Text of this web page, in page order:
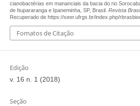
cianobactérias em mananciais da bacia do rio
de Itupararanga e Ipaneminha, SP, Brasil. Revista
Recuperado de https://seer.ufrgs.br/index.php/
Fomatos de Citação
Edição
v. 16 n. 1 (2018)
Seção